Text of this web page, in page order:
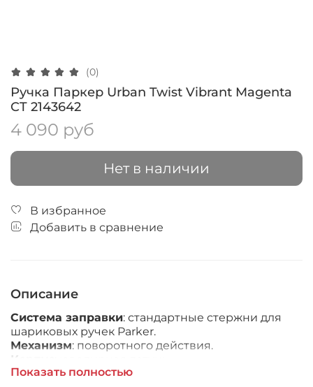
(0)
Ручка Паркер Urban Twist Vibrant Magenta
CT 2143642
4 090 руб
Нет в наличии
В избранное
Добавить в сравнение
Описание
Система заправки: стандартные стержни для
шариковых ручек Parker.
Механизм: поворотного действия.
Корпус
Отделка: многослойное покрытие
Показать полностью